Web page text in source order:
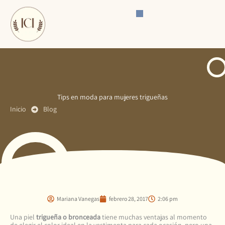
contenido
Tips en moda para mujeres trigueñas
Inicio
Blog
Mariana Vanegas febrero 28, 2017 2:06 pm
Una piel trigueña o bronceadatiene muchas ventajas al momento